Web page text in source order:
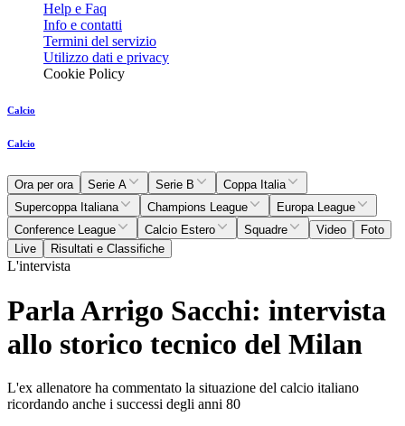
Help e Faq
Info e contatti
Termini del servizio
Utilizzo dati e privacy
Cookie Policy
Calcio
Calcio
Ora per ora Serie A Serie B
Coppa Italia
Supercoppa Italiana
Champions League
Europa League
Conference League
Calcio Estero Squadre Video
Foto
Live
Risultati e Classifiche
L'intervista
Parla Arrigo Sacchi: intervista
allo storico tecnico del Milan
L'ex allenatore ha commentato la situazione del calcio italiano
ricordando anche i successi degli anni 80